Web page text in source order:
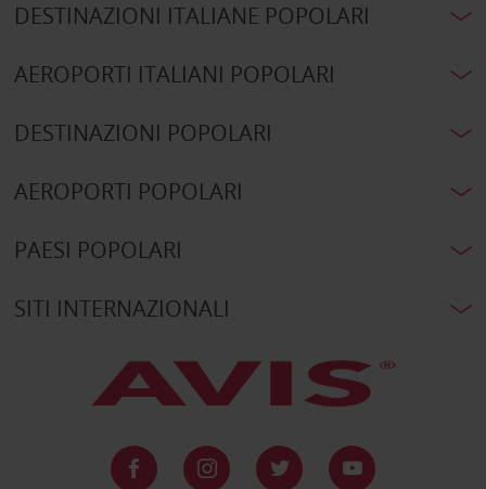
DESTINAZIONI ITALIANE POPOLARI
AEROPORTI ITALIANI POPOLARI
DESTINAZIONI POPOLARI
AEROPORTI POPOLARI
PAESI POPOLARI
SITI INTERNAZIONALI